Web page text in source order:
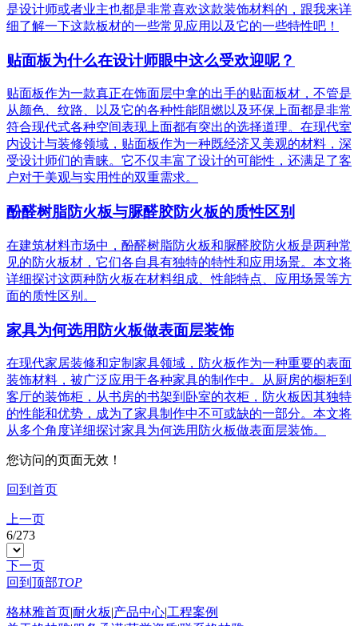
是设计师或者业主也都是非常喜欢这款装饰材料的，跟我来详
细了解一下这款板材的一些常见应用以及它的一些特性吧！
贴面板为什么在设计师眼中这么受欢迎呢？
贴面板作为一款真正在饰面层中拿的出手的贴面板材，不管是
从颜色、纹路、以及它的各种性能阻燃以及环保上面都是非常
符合现代式各种空间表现上面都有突出的选择道理。在现代室
内设计与装修领域，贴面板作为一种既经济又美观的材料，深
受设计师们的青睐。它不仅丰富了设计的可能性，还满足了客
户对于美观与实用性的双重需求。
酚醛树脂防火板与脲醛胶防火板的质性区别
在建筑材料市场中，酚醛树脂防火板和脲醛胶防火板是两种常
见的防火板材，它们各自具有独特的特性和应用场景。本文将
详细探讨这两种防火板在材料组成、性能特点、应用场景等方
面的质性区别。
家具为何选用防火板做表面层装饰
在现代家居装修和定制家具领域，防火板作为一种重要的表面
装饰材料，被广泛应用于各种家具的制作中。从厨房的橱柜到
客厅的装饰柜，从书房的书架到卧室的衣柜，防火板因其独特
的性能和优势，成为了家具制作中不可或缺的一部分。本文将
从多个角度详细探讨家具为何选用防火板做表面层装饰。
您访问的页面无效！
回到首页
上一页
6/273
下一页
回到顶部TOP
格林雅首页|耐火板|产品中心|工程案例